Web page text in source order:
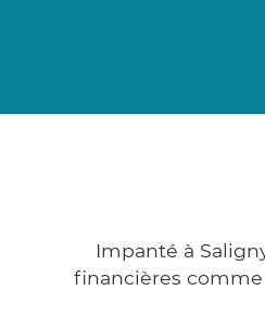
Impanté à
financières comme